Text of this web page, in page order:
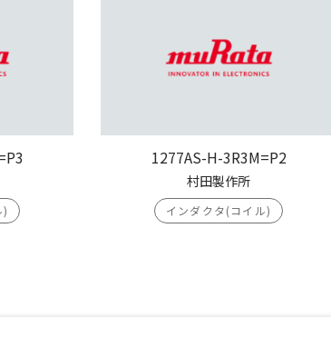
)
1277AS-H-3R3M=P2
村田製作所
インダクタ(コイル)